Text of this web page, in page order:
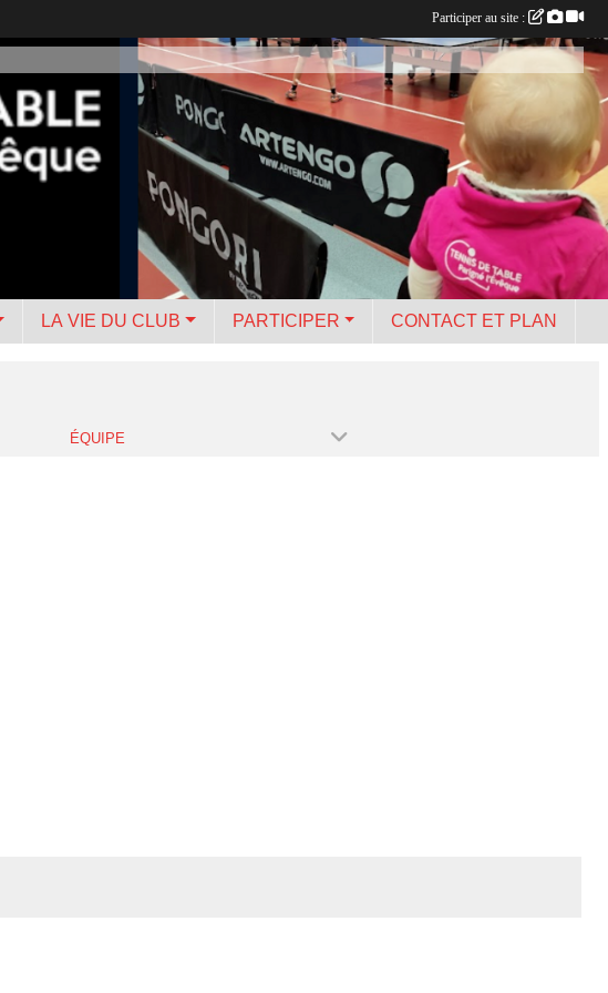
LA VIE DU CLUB PARTICIPER CONTACT ET PLAN
ÉQUIPE
Participer au site :